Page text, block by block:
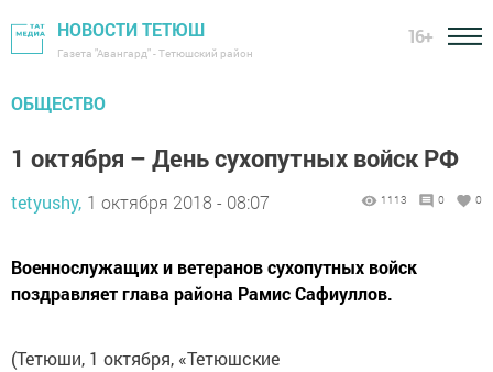
НОВОСТИ ТЕТЮШ
Газета "Авангард" - Тетюшский район
16+
ОБЩЕСТВО
1 октября – День сухопутных войск РФ
tetyushy, 1 октября 2018 - 08:07 1113 0 0
Военнослужащих и ветеранов сухопутных войск
поздравляет глава района Рамис Сафиуллов.
(Тетюши, 1 октября, «Тетюшские